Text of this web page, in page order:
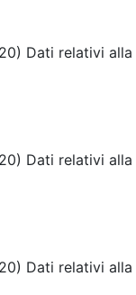
Dati relativi
Dati relativi
Dati relativi